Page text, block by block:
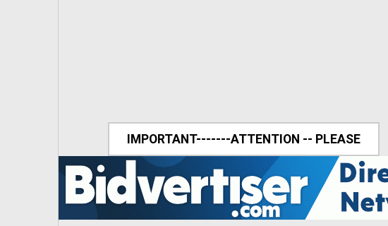
IMPORTANT-------ATTENTION -- PLEASE